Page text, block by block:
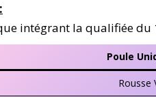
intégrant la qualifiée du
Poule
Rousse